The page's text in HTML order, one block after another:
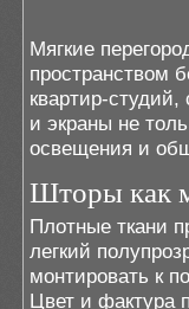
Мягкие
пространством
квартир-
и экраны не
освещения и
Шторы как
Плотные ткани
легкий
монтировать к
Цвет и фактура